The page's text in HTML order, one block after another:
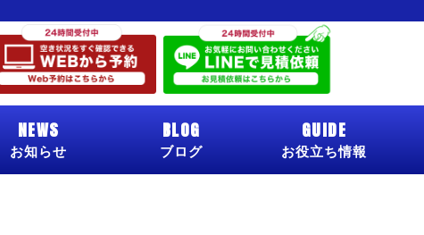
NEWS
お知らせ
BLOG
ブログ
GUIDE
お役立ち情報